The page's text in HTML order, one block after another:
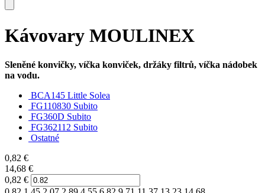
Kávovary MOULINEX
Sleněné konvičky, víčka konviček, držáky filtrů, víčka nádobek
na vodu.
BCA145 Little Solea
FG110830 Subito
FG360D Subito
FG362112 Subito
Ostatné
0,82 €
14,68 €
0,82 €